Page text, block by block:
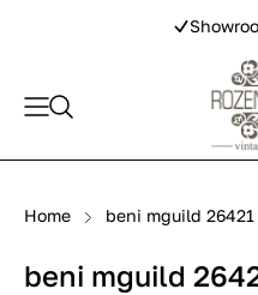
Home beni mguild
beni mguild